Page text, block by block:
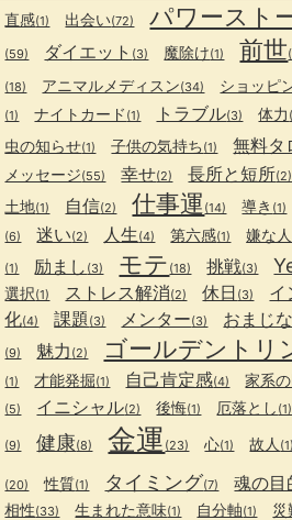
直感(1) 出会い(72) パワースト
(59) ダイエット (3) 魔除け(1) 前世
(18) アニマルメディスン(34) ショッピ
(1) ナイトカード (1) トラブル(3) 体力
虫の知らせ(1) 子供の気持ち(1) 無料タ
メッセージ(55) 幸せ(2) 長所と短所(2)
土地(1) 自信(2) 仕事運 (14) 導き (1)
(6) 迷い(2) 人生(4) 第六感(1) 嫌な人
(1) 励まし (3) モテ (18) 挑戦(3)
選択(1) ストレス解消(2) 休日 (3) イ
化(4) 課題 (3) メンター(3) おまじ
(9) 魅力 (2) ゴールデントリ
(1) 才能発掘(1) 自己肯定感(4) 家系
(5) イニシャル(2) 後悔(1) 厄落とし (1)
(9) 健康(8) 金運 (23) 心(1) 故人 (1)
(20) 性質(1) タイミング(7) 魂の目
相性(33) 生まれた意味(1) 自分軸(1) 災